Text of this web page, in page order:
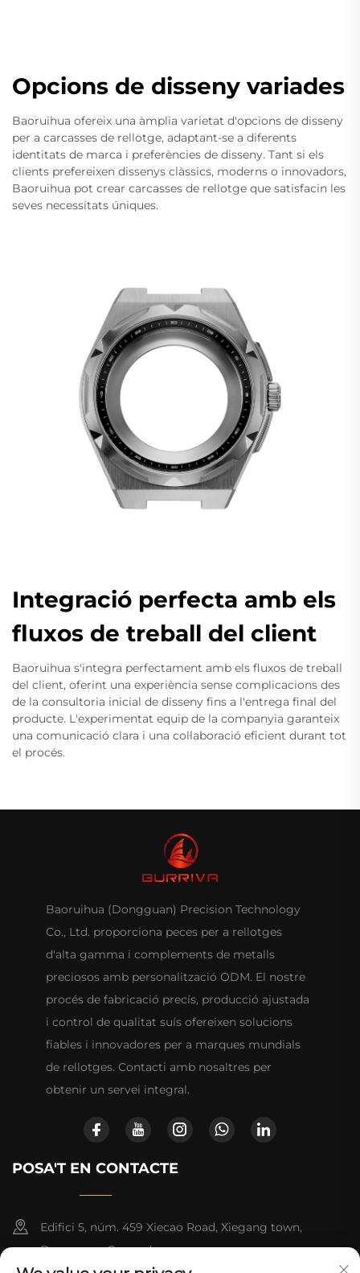
Opcions de disseny variades
Baoruihua ofereix una àmplia varietat d'opcions de disseny
per a carcasses de rellotge, adaptant-se a diferents
identitats de marca i preferències de disseny. Tant si els
clients prefereixen dissenys clàssics, moderns o innovadors,
Baoruihua pot crear carcasses de rellotge que satisfacin les
seves necessitats úniques.
Integració perfecta amb els
fluxos de treball del client
Baoruihua s'integra perfectament amb els fluxos de treball
del client, oferint una experiència sense complicacions des
de la consultoria inicial de disseny fins a l'entrega final del
producte. L'experimentat equip de la companyia garanteix
una comunicació clara i una col·laboració eficient durant tot
el procés.
Baoruihua (Dongguan) Precision Technology
Co., Ltd. proporciona peces per a rellotges
d'alta gamma i complements de metalls
preciosos amb personalització ODM. El nostre
procés de fabricació precís, producció ajustada
i control de qualitat suís ofereixen solucions
fiables i innovadores per a marques mundials
de rellotges. Contacti amb nosaltres per
obtenir un servei integral.
POSA'T EN CONTACTE
Edifici 5, núm. 459 Xiecao Road, Xiegang town,
Dongguan, Guangdong